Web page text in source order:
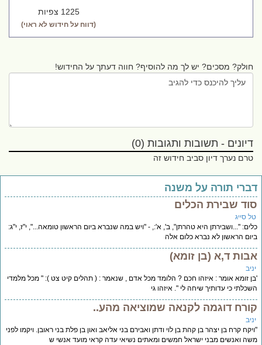
1225 צפיות
(דווח על חידוש לא ראוי)
חולק? מסכים? יש לך מה להוסיף? חווה דעתך על החידוש!
דיונים - תשובות ותגובות (0)
טרם נערך דיון סביב חידוש זה
תורה על משנה
שבירת הכלים
סייג
"...ושבירתן היא טהרתן", ב', א':, - "ויש במה שנברא ביום הראשון טומאה...", י"ז, י"ג:
הראשון לא נברא כלום אלה
ד,א (בן זומא)
זומא אומר : איזהו חכם ? הלומד מכל אדם , שנאמר : ( תהלים קיט צט ): " מכל מלמדי
כי עדותיך שיחה לי ". איזהו גי
דוגמה לקנאה שמוציאה מהע..
קרח בן יצהר בן קהת בן לוי ודתן ואבירם בני אליאב ואון בן פלת בני ראובן. ויקמו לפני
ואנשים מבני ישראל חמשים ומאתים נשיאי עדה קראי מועד אנשי ש